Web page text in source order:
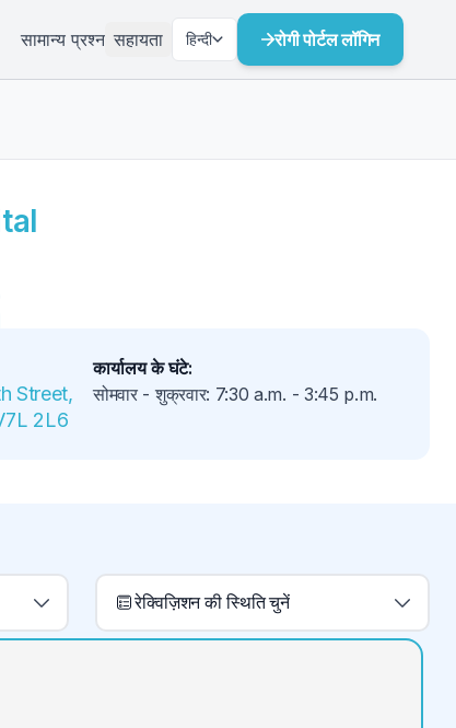
सामान्य प्रश्न सहायता हिन्दी रोगी पोर्टल लॉगिन
Street,
2L6
कार्यालय के घंटे:
सोमवार - शुक्रवार: 7:30 a.m. - 3:45 p.m.
रेक्विज़िशन की स्थिति चुनें